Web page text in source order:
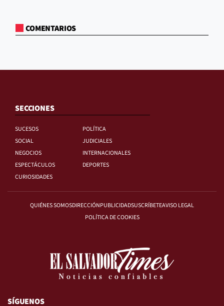
COMENTARIOS
SECCIONES
SUCESOS
POLÍTICA
SOCIAL
JUDICIALES
NEGOCIOS
INTERNACIONALES
ESPECTÁCULOS
DEPORTES
CURIOSIDADES
QUIÉNES SOMOSDIRECCIÓNPUBLICIDADSUSCRÍBETEAVISO LEGAL
POLÍTICA DE COOKIES
SÍGUENOS